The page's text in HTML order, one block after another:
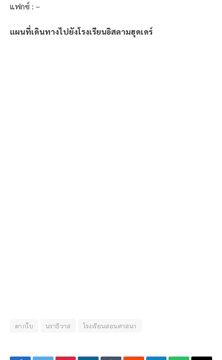
แฟกซ์ : –
แผนที่เดินทางไปยังโรงเรียนอิสลามฮุดเดร์
ตากใบ นราธิวาส โรงเรียนสอนศาสนา